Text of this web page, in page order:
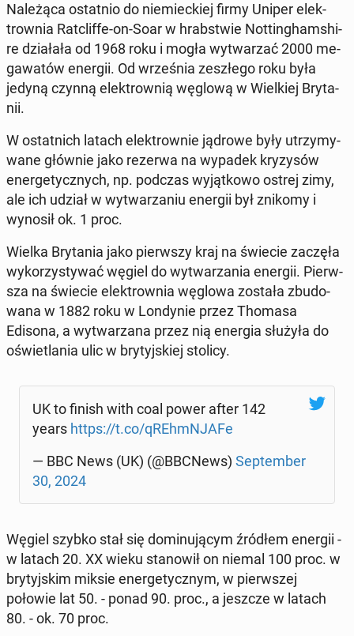
Na­le­żą­ca ostat­nio do nie­miec­kiej firmy Uniper elek­
trow­nia Ratc­lif­fe-on-Soar w hrab­stwie Not­tin­gham­shi­
re dzia­ła­ła od 1968 roku i mogła wy­twa­rzać 2000 me­
ga­wa­tów energii. Od wrze­śnia ze­szłe­go roku była
jedyną czynną elek­trow­nią węglową w Wiel­kiej Bry­ta­
nii.
W ostat­nich latach elek­trow­nie jądrowe były utrzy­my­
wa­ne głównie jako rezerwa na wypadek kry­zy­sów
ener­ge­tycz­nych, np. podczas wy­jąt­ko­wo ostrej zimy,
ale ich udział w wy­twa­rza­niu energii był znikomy i
wynosił ok. 1 proc.
Wielka Bry­ta­nia jako pierw­szy kraj na świecie zaczęła
wy­ko­rzy­sty­wać węgiel do wy­twa­rza­nia energii. Pierw­
sza na świecie elek­trow­nia węglowa została zbu­do­
wa­na w 1882 roku w Lon­dy­nie przez Thomasa
Edisona, a wy­twa­rza­na przez nią energia służyła do
oświe­tla­nia ulic w bry­tyj­skiej stolicy.
UK to finish with coal power after 142
years https://t.co/qREhmN­JA­Fe
— BBC News (UK) (@BBCNews) Sep­tem­ber
30, 2024
Węgiel szybko stał się do­mi­nu­ją­cym źródłem energii -
w latach 20. XX wieku sta­no­wił on niemal 100 proc. w
bry­tyj­skim miksie ener­ge­tycz­nym, w pierw­szej
połowie lat 50. - ponad 90. proc., a jeszcze w latach
80. - ok. 70 proc.